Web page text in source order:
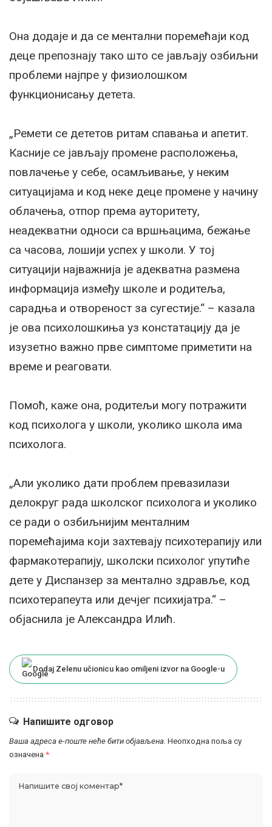
Она додаје и да се ментални поремећаји код
деце препознају тако што се јављају озбиљни
проблеми најпре у физиолошком
функционисању детета.
„Ремети се дететов ритам спавања и апетит.
Касније се јављају промене расположења,
повлачење у себе, осамљивање, у неким
ситуацијама и код неке деце промене у начину
облачења, отпор према ауторитету,
неадекватни односи са вршњацима, бежање
са часова, лошији успех у школи. У тој
ситуацији најважнија је адекватна размена
информација између школе и родитеља,
сарадња и отвореност за сугестије.“ – казала
је ова психолошкиња уз констатацију да је
изузетно важно прве симптоме приметити на
време и реаговати.
Помоћ, каже она, родитељи могу потражити
код психолога у школи, уколико школа има
психолога.
„Али уколико дати проблем превазилази
делокруг рада школског психолога и уколико
се ради о озбиљнијим менталним
поремећајима који захтевају психотерапију или
фармакотерапију, школски психолог упутиће
дете у Диспанзер за ментално здравље, код
психотерапеута или дечјег психијатра.“ –
објаснила је Александра Илић.
Dodaj Zelenu učionicu kao omiljeni izvor na Google-u
Напишите одговор
Ваша адреса е-поште неће бити објављена. Неопходна поља су
означена *